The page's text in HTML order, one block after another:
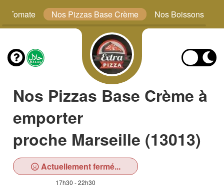
Tomate Nos Pizzas Base Crème Nos Boissons
Nos Pizzas Base Crème à
emporter
proche Marseille (13013)
Actuellement fermé...
17h30 - 22h30